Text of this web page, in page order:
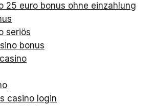
25 euro bonus ohne einzahlung
seriös
bonus
casino login